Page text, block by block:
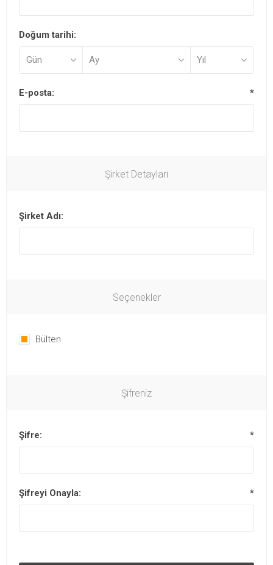
Doğum tarihi:
E-posta: *
Şirket Detayları
Şirket Adı:
Seçenekler
Bülten
Şifreniz
Şifre: *
Şifreyi Onayla: *